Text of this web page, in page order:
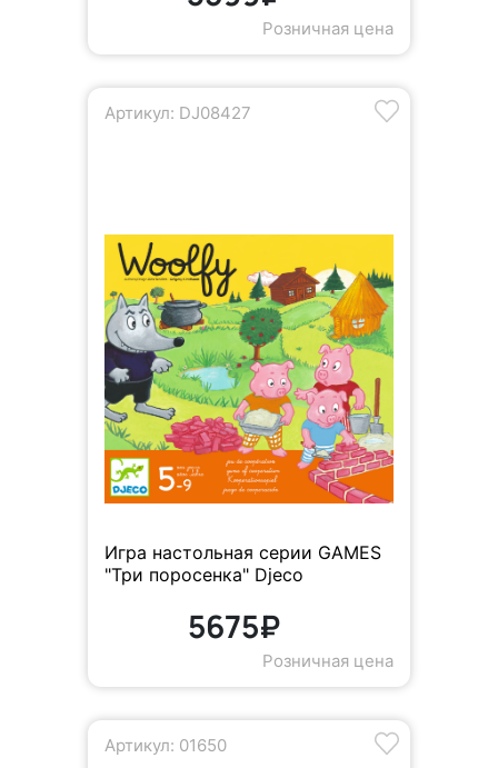
Розничная цена
Артикул: DJ08427
Игра настольная серии GAMES
"Три поросенка" Djeco
5675₽
Розничная цена
Артикул: 01650